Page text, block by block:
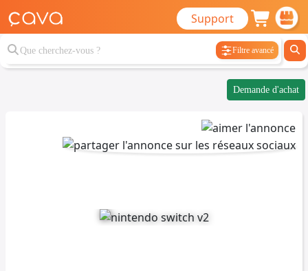
Support
Filtre avancé
Demande d'achat